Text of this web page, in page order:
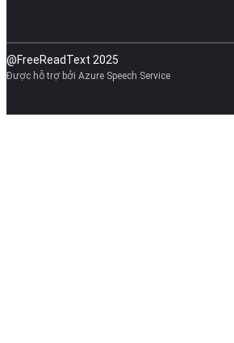
@FreeReadText 2025
Được hỗ trợ bởi Azure Speech Service